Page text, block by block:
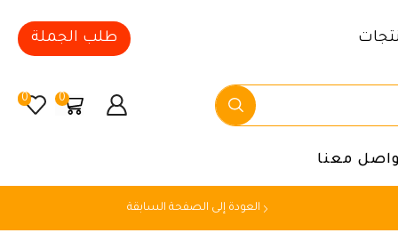
طلب الجملة
0
0
معنا
العودة إلى الصفحة السابقة